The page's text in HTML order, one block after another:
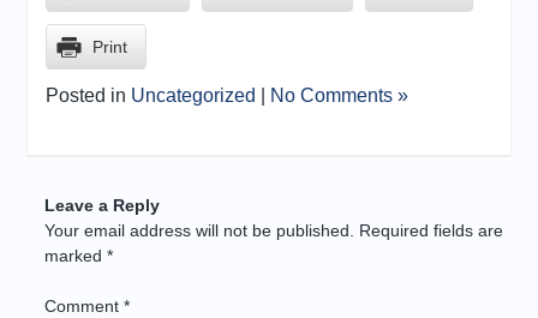
Print
Posted in Uncategorized No Comments »
Leave a Reply
Your email address will not be published.
Required fields are
marked*
Comment*